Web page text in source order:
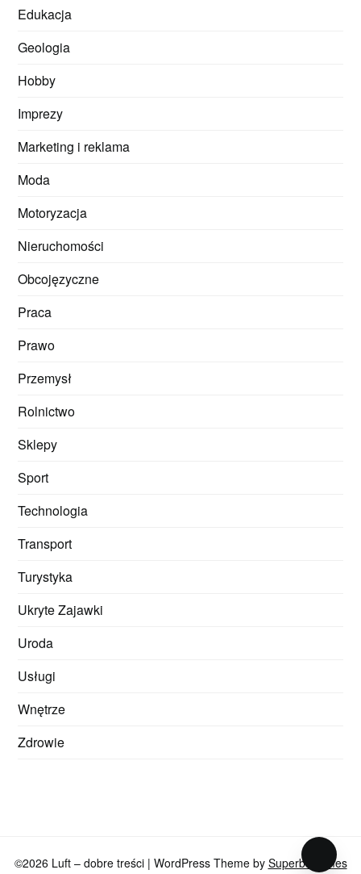
Edukacja
Geologia
Hobby
Imprezy
Marketing i reklama
Moda
Motoryzacja
Nieruchomości
Obcojęzyczne
Praca
Prawo
Przemysł
Rolnictwo
Sklepy
Sport
Technologia
Transport
Turystyka
Ukryte Zajawki
Uroda
Usługi
Wnętrze
Zdrowie
©2026 Luft – dobre treści | WordPress Theme by SuperbThemes